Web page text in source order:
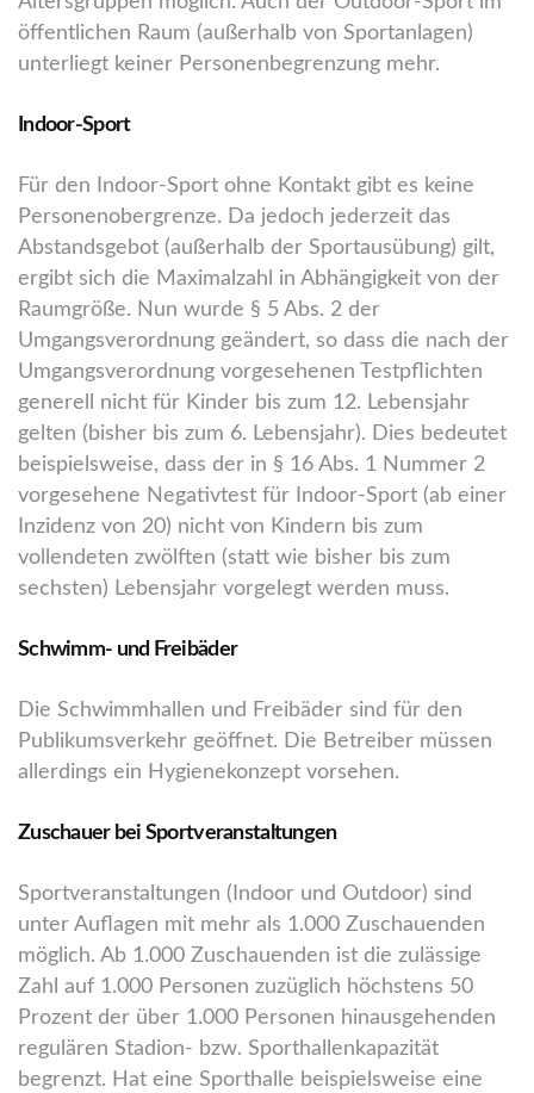
öffentlichen Raum (außerhalb von Sportanlagen)
unterliegt keiner Personenbegrenzung mehr.
Indoor-Sport
Für den Indoor-Sport ohne Kontakt gibt es keine
Personenobergrenze. Da jedoch jederzeit das
Abstandsgebot (außerhalb der Sportausübung) gilt,
ergibt sich die Maximalzahl in Abhängigkeit von der
Raumgröße. Nun wurde § 5 Abs. 2 der
Umgangsverordnung geändert, so dass die nach der
Umgangsverordnung vorgesehenen Testpflichten
generell nicht für Kinder bis zum 12. Lebensjahr
gelten (bisher bis zum 6. Lebensjahr). Dies bedeutet
beispielsweise, dass der in § 16 Abs. 1 Nummer 2
vorgesehene Negativtest für Indoor-Sport (ab einer
Inzidenz von 20) nicht von Kindern bis zum
vollendeten zwölften (statt wie bisher bis zum
sechsten) Lebensjahr vorgelegt werden muss.
Schwimm- und Freibäder
Die Schwimmhallen und Freibäder sind für den
Publikumsverkehr geöffnet. Die Betreiber müssen
allerdings ein Hygienekonzept vorsehen.
Zuschauer bei Sportveranstaltungen
Sportveranstaltungen (Indoor und Outdoor) sind
unter Auflagen mit mehr als 1.000 Zuschauenden
möglich. Ab 1.000 Zuschauenden ist die zulässige
Zahl auf 1.000 Personen zuzüglich höchstens 50
Prozent der über 1.000 Personen hinausgehenden
regulären Stadion- bzw. Sporthallenkapazität
begrenzt. Hat eine Sporthalle beispielsweise eine